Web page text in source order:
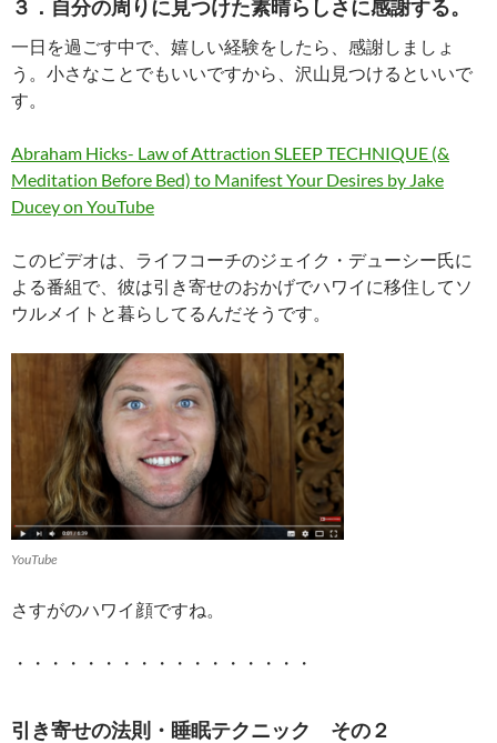
３．自分の周りに見つけた素晴らしさに感謝する。
一日を過ごす中で、嬉しい経験をしたら、感謝しましょ
う。小さなことでもいいですから、沢山見つけるといいで
す。
Abraham Hicks- Law of Attraction SLEEP TECHNIQUE (&
Meditation Before Bed) to Manifest Your Desires by Jake
Ducey on YouTube
このビデオは、ライフコーチのジェイク・デューシー氏に
よる番組で、彼は引き寄せのおかげでハワイに移住してソ
ウルメイトと暮らしてるんだそうです。
YouTube
さすがのハワイ顔ですね。
・・・・・・・・・・・・・・・・・
引き寄せの法則・睡眠テクニック その２